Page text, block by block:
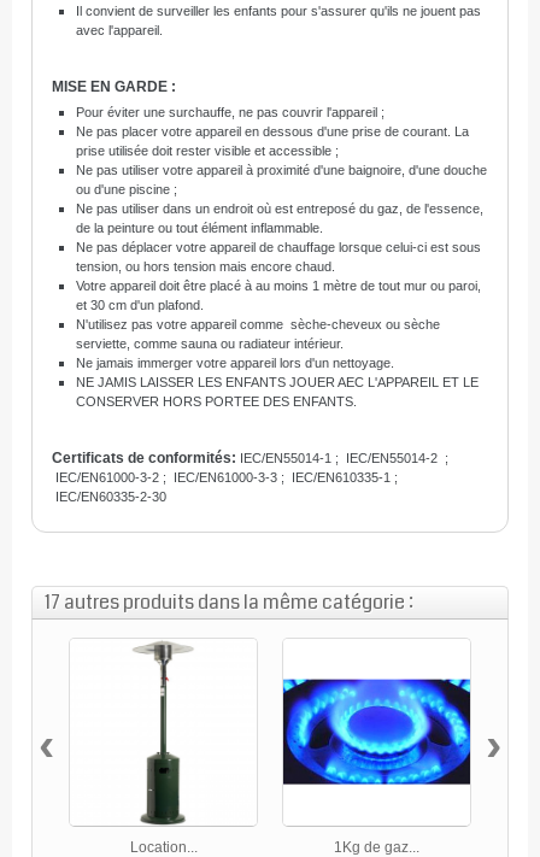
Il convient de surveiller les enfants pour s'assurer qu'ils ne jouent pas
avec l'appareil.
MISE EN GARDE :
Pour éviter une surchauffe, ne pas couvrir l'appareil ;
Ne pas placer votre appareil en dessous d'une prise de courant. La
prise utilisée doit rester visible et accessible ;
Ne pas utiliser votre appareil à proximité d'une baignoire, d'une douche
ou d'une piscine ;
Ne pas utiliser dans un endroit où est entreposé du gaz, de l'essence,
de la peinture ou tout élément inflammable.
Ne pas déplacer votre appareil de chauffage lorsque celui-ci est sous
tension, ou hors tension mais encore chaud.
Votre appareil doit être placé à au moins 1 mètre de tout mur ou paroi,
et 30 cm d'un plafond.
N'utilisez pas votre appareil comme sèche-cheveux ou sèche
serviette, comme sauna ou radiateur intérieur.
Ne jamais immerger votre appareil lors d'un nettoyage.
NE JAMIS LAISSER LES ENFANTS JOUER AEC L'APPAREIL ET LE
CONSERVER HORS PORTEE DES ENFANTS.
Certificats de conformités: IEC/EN55014-1 ; IEC/EN55014-2 ;
IEC/EN61000-3-2 ; IEC/EN61000-3-3 ; IEC/EN610335-1 ;
IEC/EN60335-2-30
17 autres produits dans la même catégorie :
Location... 1Kg de gaz...
‹ ›